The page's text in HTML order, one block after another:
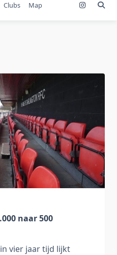
Clubs Map
naar 500
vier jaar tijd lijkt